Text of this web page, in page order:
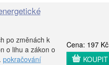
po změnách k
o lihu a zákon o
pokračování
Cena: 197 Kč
KOUPIT